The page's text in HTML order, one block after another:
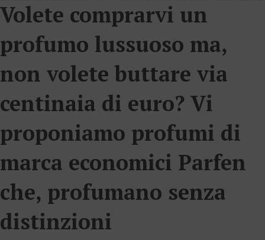
Volete comprarvi un
profumo lussuoso ma,
non volete buttare via
centinaia di euro? Vi
proponiamo profumi di
marca economici Parfen
che, profumano senza
distinzioni